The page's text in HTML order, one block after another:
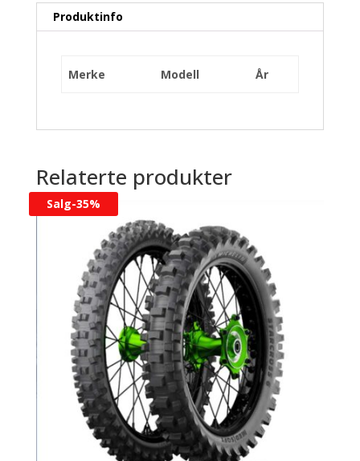
Produktinfo
Merke Modell År
Relaterte produkter
Salg-35%